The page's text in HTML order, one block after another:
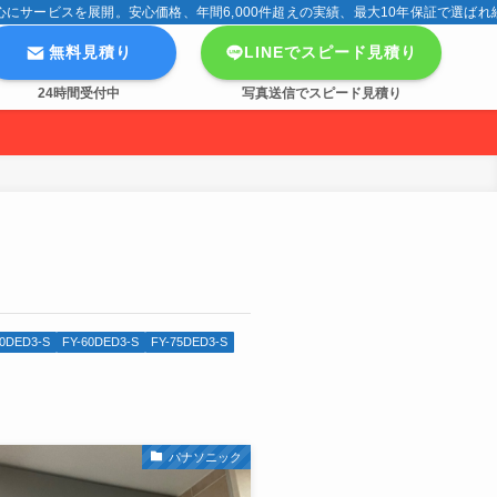
サービスを展開。安心価格、年間6,000件超えの実績、最大10年保証で選ばれ
無料見積り
24時間受付中
LINEでスピード見積り
写真送信でスピード見積り
S FY-60DED3-S FY-75DED3-S
パナソニック